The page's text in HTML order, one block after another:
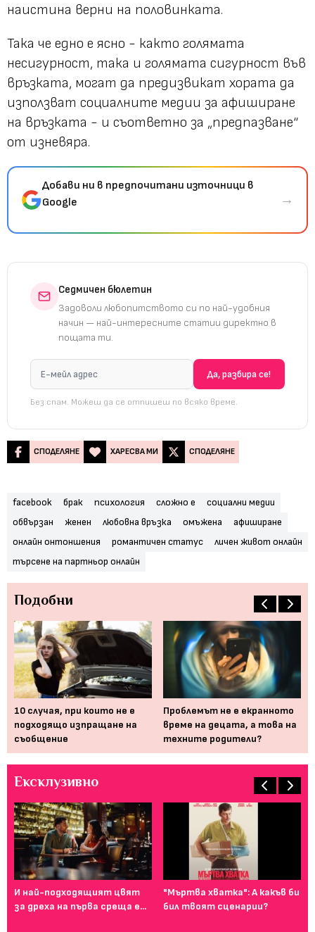
наистина верни на половинката.
Така че едно е ясно - както голямата
несигурност, така и голямата сигурност във
връзката, могат да предизвикат хората да
използват социалните медии за афиширане
на връзката - и съответно за „предпазване“
от изневяра.
Добави ни в предпочитани източници в
Google
→
Седмичен бюлетин
Задоволи любопитството си по най-удобния
начин — най-интересните статии директно в
пощата ти.
Без спам. Можеш да се отпишеш по всяко време.
СПОДЕЛЯНЕ ХАРЕСВА МИ СПОДЕЛЯНЕ
facebook брак психология сложно е
социални медии
обвързан
женен любовна връзка омъжена
афиширане
онлайн онтоншения
романтичен статус
личен живот онлайн
търсене на партньор онлайн
Подобни
10 случая, при които не е
подходящо изпращане на
съобщение
Проблемът не е екранното
време на децата, а това на
техните родители?
Ексклузивно
И най-подходящият цвят
за дреха на първа среща е...
"Мъртва хватка": А какъв би
бил твоят сценарии?